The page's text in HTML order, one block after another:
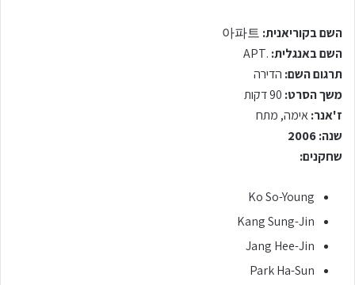
השם בקוריאנית: 아파트
השם באנגלית: .APT
תרגום השם: הדירה
משך הסרט: 90 דקות
ז'אנר:אימה, מתח
שנה: 2006
שחקנים:
Ko So-Young
Kang Sung-Jin
Jang Hee-Jin
Park Ha-Sun